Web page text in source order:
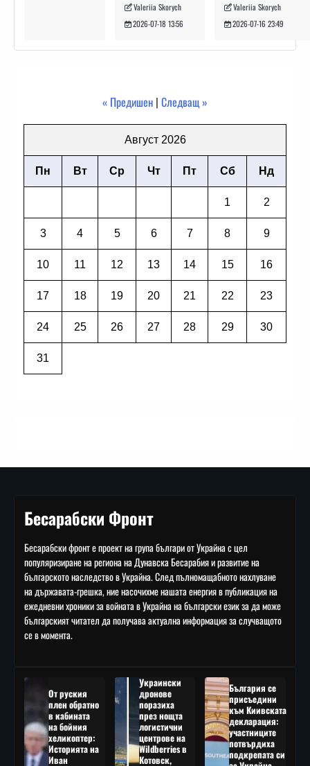
Valeriia Skorych
2026-07-18 13:56
Valeriia Skorych
2026-07-16 23:49
« Предишен | Следващ »
Август 2026
Пн Вт Ср Чт Пт Сб Нд
1 2
3 4 5 6 7 8 9
10 11 12 13 14 15 16
17 18 19 20 21 22 23
24 25 26 27 28 29 30
31
Бесарабски Фронт
Бесарабски фронт е проект на група българи от Украйна с цел
популяризиране на региона на Дунавска Бесарабия и развитие на
българското наследство в Украйна. След пълномащабното нахлуване
на държавата-грешка, ние насочихме нашата енергия в публикация на
ежедневни хроники за войната в Украйна на български език за да може
българският читател да получава актуална информация за случващото
се в момента.
От руския
плен обратно
в кабината
на бойния
хеликоптер:
Историята на
Иван
Украински
дронове
поразиха
през нощта
логистични
центрове на
Wildberries в
Котовск,
България се
присъедини
към Киивската
декларация:
участниците
потвърдиха
подкрепата си